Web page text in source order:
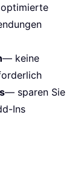
— keine
— sparen Sie
Ins